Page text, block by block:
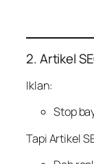
2. Artikel
Iklan:
Stop
Tapi Artikel